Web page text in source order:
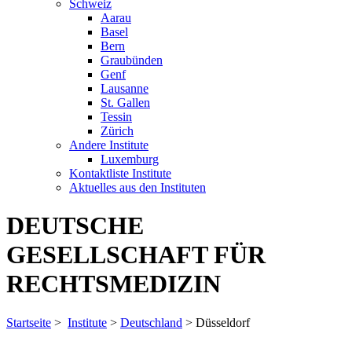
Schweiz
Aarau
Basel
Bern
Graubünden
Genf
Lausanne
St. Gallen
Tessin
Zürich
Andere Institute
Luxemburg
Kontaktliste Institute
Aktuelles aus den Instituten
DEUTSCHE
GESELLSCHAFT FÜR
RECHTSMEDIZIN
Startseite > Institute > Deutschland > Düsseldorf